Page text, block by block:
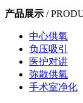
产品展示 /
中心供氧
负压吸引
医护对讲
弥散供氧
手术室净化